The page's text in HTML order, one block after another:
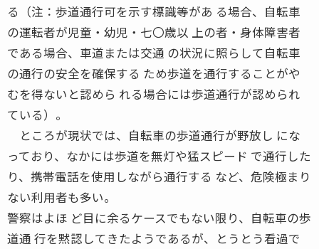
る（注：歩道通行可を示す標識等があ る場合、自転車
の運転者が児童・幼児・七〇歳以 上の者・身体障害者
である場合、車道または交通 の状況に照らして自転車
の通行の安全を確保する ため歩道を通行することがや
むを得ないと認めら れる場合には歩道通行が認められ
ている）。
ところが現状では、自転車の歩道通行が野放し にな
っており、なかには歩道を無灯や猛スピード で通行した
り、携帯電話を使用しながら通行する など、危険極まり
ない利用者も多い。
警察はよほ ど目に余るケースでもない限り、自転車の歩
道通 行を黙認してきたようであるが、とうとう看過で